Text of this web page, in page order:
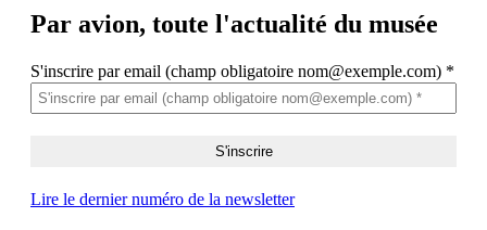
Par avion, toute l'actualité du musée
S'inscrire par email (champ obligatoire nom@exemple.com) *
Lire le dernier numéro de la newsletter